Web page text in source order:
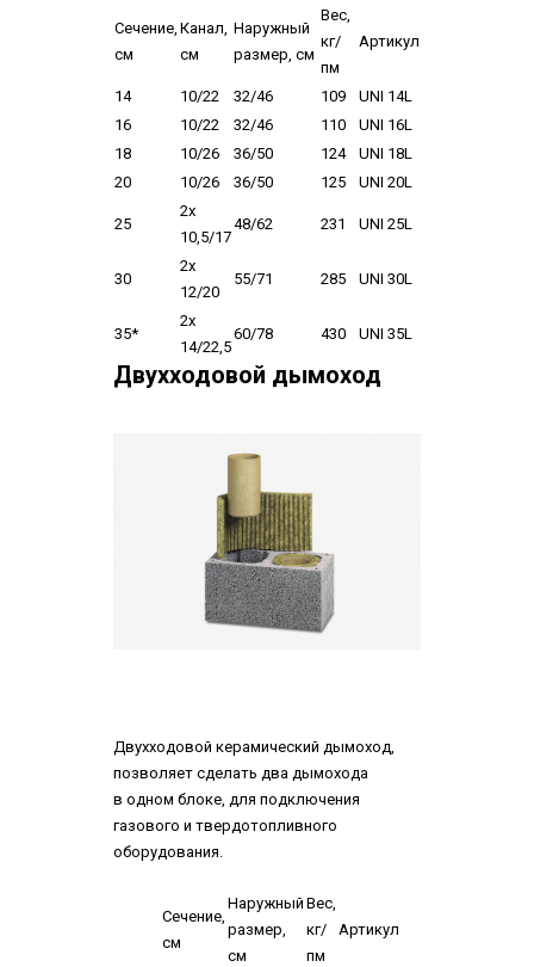
Сечение,
см
Канал,
см
Наружный
размер, см
Вес,
кг/
пм
Артикул
14 10/22 32/46 109
UNI 14L
16
10/22 32/46 110
UNI 16L
18
10/26 36/50 124
UNI 18L
20
10/26 36/50 125 UNI 20L
25
2x
10,5/17
48/62 231 UNI 25L
30
2x
12/20
55/71 285 UNI 30L
35*
2x
14/22,5
60/78 430 UNI 35L
Двухходовой дымоход
Двухходовой керамический дымоход,
позволяет сделать два дымохода
в одном блоке, для подключения
газового и твердотопливного
оборудования.
Сечение,
см
Наружный
размер,
см
Вес,
кг/
пм
Артикул